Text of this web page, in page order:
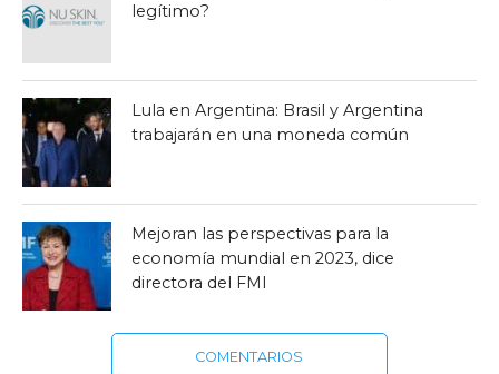
legítimo?
Lula en Argentina: Brasil y Argentina
trabajarán en una moneda común
Mejoran las perspectivas para la
economía mundial en 2023, dice
directora del FMI
COMENTARIOS